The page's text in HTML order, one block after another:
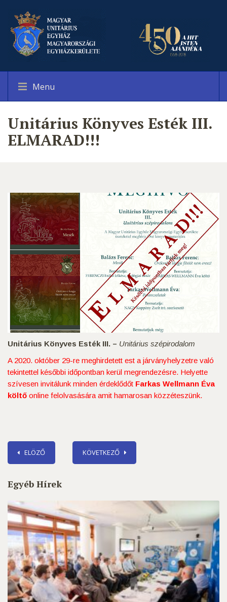
Menu
Unitárius Könyves Esték III.
ELMARAD!!!
Unitárius Könyves Esték III. – Unitárius szépirodalom
A 2020. október 29-re meghirdetett est a járványhelyzetre való
tekintettel későbbi időpontban kerül megrendezésre. Helyette
szívesen invitálunk minden érdeklődőt Farkas Wellmann Éva
költő online felolvasására amit hamarosan közzéteszünk.
ELÖZŐ KÖVETKEZŐ
Egyéb Hírek